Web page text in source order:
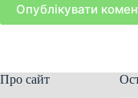
Опублікувати
Про сайт